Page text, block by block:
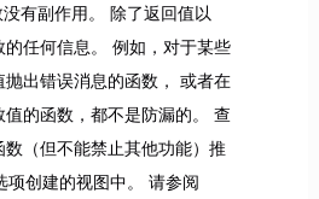
有副作用。 除了返回值以
任何信息。 例如，对于某些
出错误消息的函数， 或者在
的函数，都不是防漏的。 查
（但不能禁止其他功能）推
项创建的视图中。 请参阅